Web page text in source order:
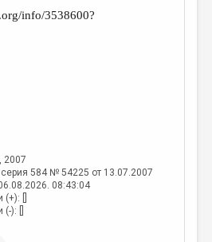
info/3538600?
, 2007
584 № 54225 от 13.07.2007
08:43:04
[]
): []